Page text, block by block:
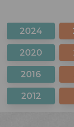
2024
2020
2016
2012